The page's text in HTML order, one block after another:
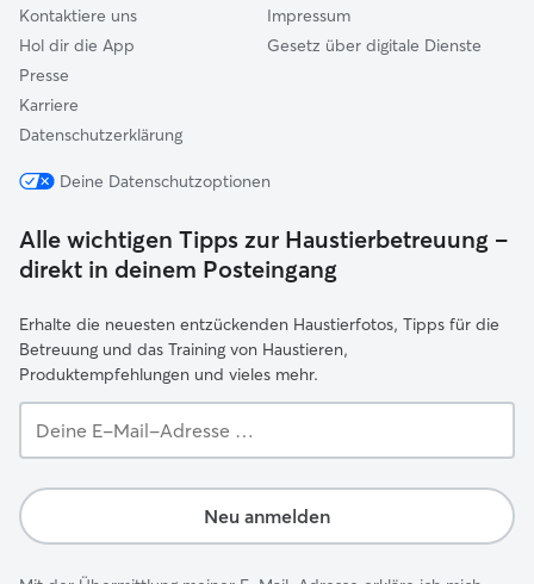
Kontaktiere uns
Hol dir die App
Presse
Karriere
Datenschutzerklärung
Impressum
Gesetz über digitale Dienste
Deine Datenschutzoptionen
Alle wichtigen Tipps zur Haustierbetreuung –
direkt in deinem Posteingang
Erhalte die neuesten entzückenden Haustierfotos, Tipps für die
Betreuung und das Training von Haustieren,
Produktempfehlungen und vieles mehr.
E-
Adresse …
Neu anmelden